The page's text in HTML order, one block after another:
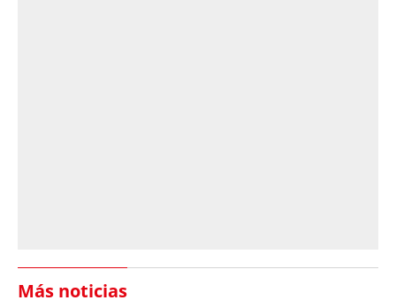
Más noticias